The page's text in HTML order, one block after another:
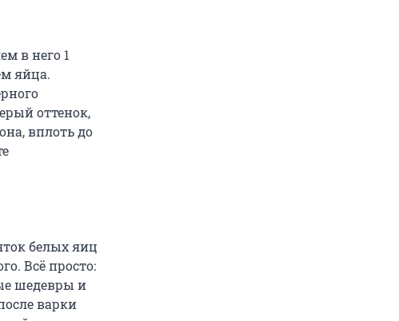
в него 1
яйца.
оттенок,
вплоть до
белых яиц
Всё просто:
шедевры и
варки